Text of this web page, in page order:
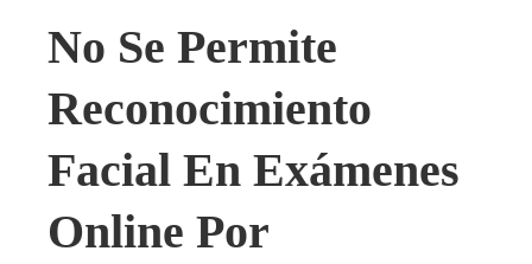
No Se Permite
Reconocimiento
Facial En Exámenes
Online Por